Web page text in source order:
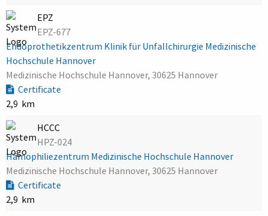
EPZ
EPZ-677
Endoprothetikzentrum Klinik für Unfallchirurgie Medizinische
Hochschule Hannover
Medizinische Hochschule Hannover, 30625 Hannover
Certificate
2,9 km
HCCC
HPZ-024
Hämophiliezentrum Medizinische Hochschule Hannover
Medizinische Hochschule Hannover, 30625 Hannover
Certificate
2,9 km